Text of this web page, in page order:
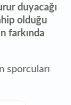
duyacağı
olduğu
farkında
sporcuları